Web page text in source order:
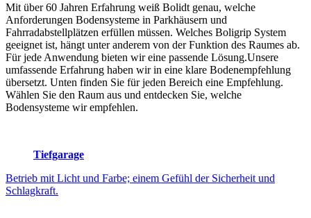
Mit über 60 Jahren Erfahrung weiß Bolidt genau, welche
Anforderungen Bodensysteme in Parkhäusern und
Fahrradabstellplätzen erfüllen müssen. Welches Boligrip System
geeignet ist, hängt unter anderem von der Funktion des Raumes ab.
Für jede Anwendung bieten wir eine passende Lösung.Unsere
umfassende Erfahrung haben wir in eine klare Bodenempfehlung
übersetzt. Unten finden Sie für jeden Bereich eine Empfehlung.
Wählen Sie den Raum aus und entdecken Sie, welche
Bodensysteme wir empfehlen.
Tiefgarage
Betrieb mit Licht und Farbe; einem Gefühl der Sicherheit und
Schlagkraft.